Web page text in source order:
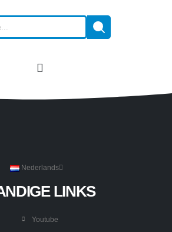
Nederlands
LINKS
Youtube